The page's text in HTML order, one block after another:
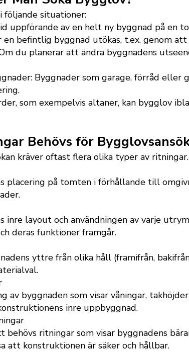
följande situationer:
uppförande av en helt ny byggnad på en
en befintlig byggnad utökas, t.ex. genom
du planerar att ändra byggnadens
Byggnader som garage, förråd eller
som exempelvis altaner, kan bygglov
Behövs för
kräver oftast flera olika typer av
placering på tomten i förhållande till
inre layout och användningen av varje
deras funktioner framgår.
yttre från olika håll (framifrån,
av byggnaden som visar våningar,
inre uppbyggnad.
behövs ritningar som visar byggnadens
att konstruktionen är säker och hållbar.